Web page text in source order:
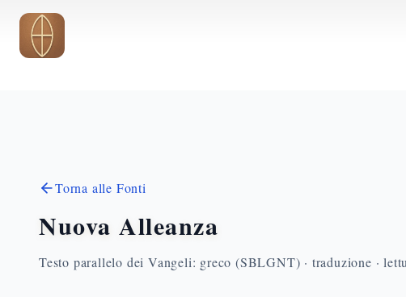
Vai al contenuto principale
Torna alle Fonti
Nuova Alleanza
Testo parallelo dei Vangeli: greco (SBLGNT) · traduzione ·